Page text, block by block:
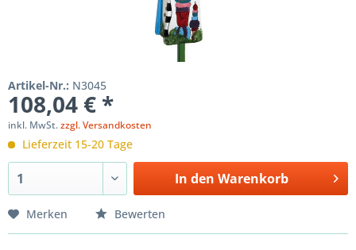
Artikel-Nr.: N3045
108,04 € *
inkl. MwSt.zzgl. Versandkosten
Lieferzeit 15-20 Tage
In den Warenkorb
Merken Bewerten